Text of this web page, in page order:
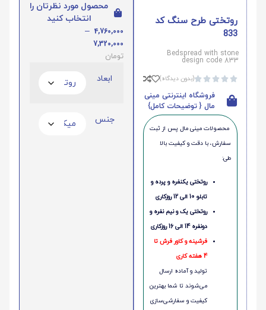
روتختی طرح سنگ کد
833
Bedspread with stone
design code 833




(بدون دیدگاه)
فروشگاه اینترنتی مینی
مال { توضیحات کامل}
محصولات مینی‌ مال پس از ثبت
سفارش، با دقت و کیفیت بالا
طی:
روتختی یکنفره و پرده و
تابلو 10 الی 12 روزکاری
روتختی یک و نیم نفره و
دونفره 14 الی 16 روزکاری
فرشینه و کاور فرش تا
4 هفته کاری
تولید و آماده ارسال
می‌شوند تا شما بهترین
کیفیت و سفارشی‌سازی
محصول مورد نظرتان را
انتخاب کنید
4,760,000
–
7,320,000
تومان
ابعاد
جنس